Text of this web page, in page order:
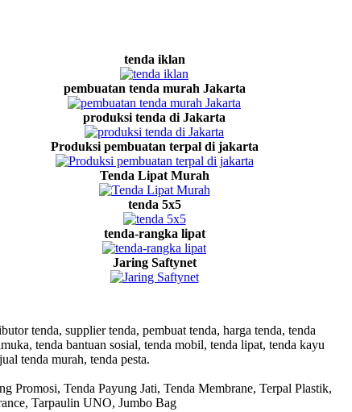
tenda iklan
pembuatan tenda murah Jakarta
produksi tenda di Jakarta
Produksi pembuatan terpal di jakarta
Tenda Lipat Murah
tenda 5x5
tenda-rangka lipat
Jaring Saftynet
tenda, supplier tenda, pembuat tenda, harga tenda, tenda
tenda bantuan sosial, tenda mobil, tenda lipat, tenda kayu
tenda murah, tenda pesta.
Promosi, Tenda Payung Jati, Tenda Membrane, Terpal Plastik,
Tarpaulin UNO, Jumbo Bag